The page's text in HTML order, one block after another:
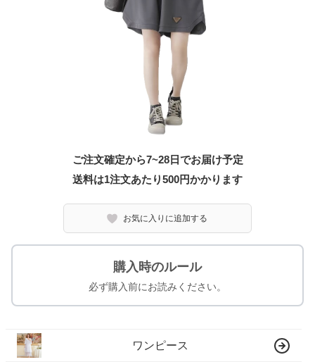
ご注文確定から7~28日でお届け予定
送料は1注文あたり500円かかります
お気に入りに追加する
購入時のルール
必ず購入前にお読みください。
ワンピース